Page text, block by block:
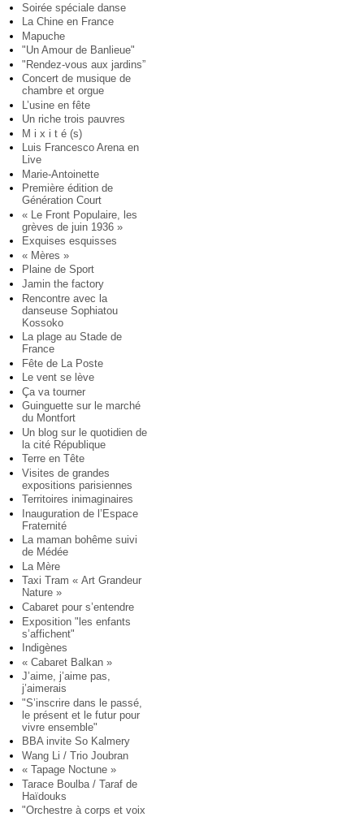
Soirée spéciale danse
La Chine en France
Mapuche
"Un Amour de Banlieue"
"Rendez-vous aux jardins”
Concert de musique de
chambre et orgue
L’usine en fête
Un riche trois pauvres
M i x i t é (s)
Luis Francesco Arena en
Live
Marie-Antoinette
Première édition de
Génération Court
« Le Front Populaire, les
grèves de juin 1936 »
Exquises esquisses
« Mères »
Plaine de Sport
Jamin the factory
Rencontre avec la
danseuse Sophiatou
Kossoko
La plage au Stade de
France
Fête de La Poste
Le vent se lève
Ça va tourner
Guinguette sur le marché
du Montfort
Un blog sur le quotidien de
la cité République
Terre en Tête
Visites de grandes
expositions parisiennes
Territoires inimaginaires
Inauguration de l’Espace
Fraternité
La maman bohême suivi
de Médée
La Mère
Taxi Tram « Art Grandeur
Nature »
Cabaret pour s’entendre
Exposition "les enfants
s’affichent"
Indigènes
« Cabaret Balkan »
J’aime, j’aime pas,
j’aimerais
"S’inscrire dans le passé,
le présent et le futur pour
vivre ensemble"
BBA invite So Kalmery
Wang Li / Trio Joubran
« Tapage Noctune »
Tarace Boulba / Taraf de
Haïdouks
"Orchestre à corps et voix